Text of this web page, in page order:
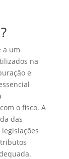
a um
na
e
o fisco. A
das